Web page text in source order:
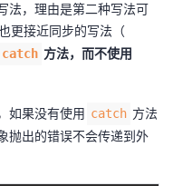
法，理由是第二种写法可
更接近同步的写法（
catch 方法，而不使用
如果没有使用 catch 方法
抛出的错误不会传递到外